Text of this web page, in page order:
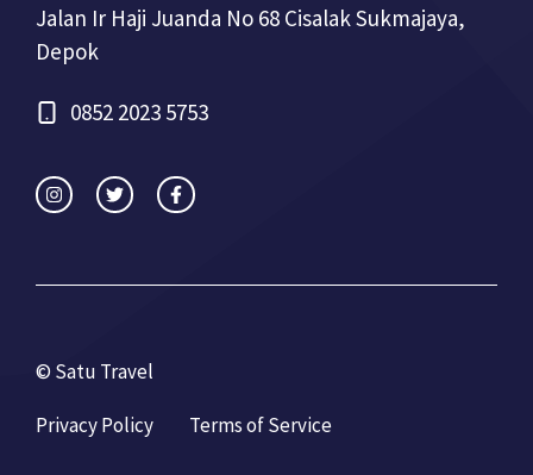
Jalan Ir Haji Juanda No 68 Cisalak Sukmajaya,
Depok
0852 2023 5753
© Satu Travel
Privacy Policy Terms of Service